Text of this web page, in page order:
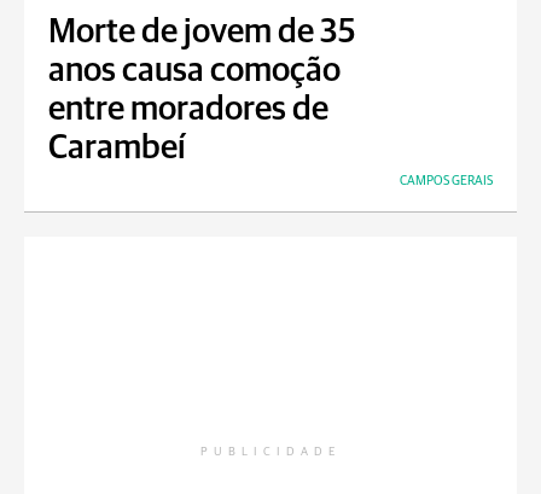
Morte de jovem de 35
anos causa comoção
entre moradores de
Carambeí
CAMPOS GERAIS
PUBLICIDADE